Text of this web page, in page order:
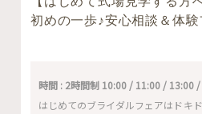
初めの一歩♪安心相談＆体験
時間 : 2時間制 10:00 / 11:00 / 13:00
はじめてのブライダルフェアはドキ